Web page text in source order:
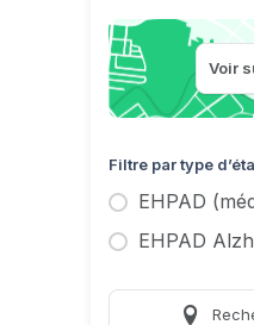
Voir
Filtre par type
EHPAD
EHPAD